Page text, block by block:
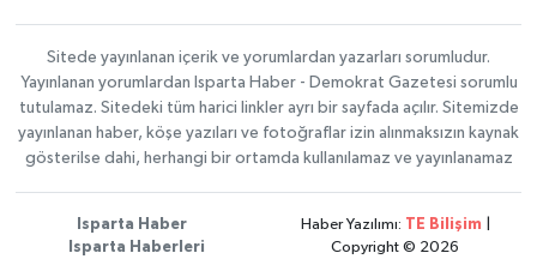
Sitede yayınlanan içerik ve yorumlardan yazarları sorumludur.
Yayınlanan yorumlardan Isparta Haber - Demokrat Gazetesi sorumlu
tutulamaz. Sitedeki tüm harici linkler ayrı bir sayfada açılır. Sitemizde
yayınlanan haber, köşe yazıları ve fotoğraflar izin alınmaksızın kaynak
gösterilse dahi, herhangi bir ortamda kullanılamaz ve yayınlanamaz
Isparta Haber
Isparta Haberleri
Haber Yazılımı: TE Bilişim
Copyright © 2026